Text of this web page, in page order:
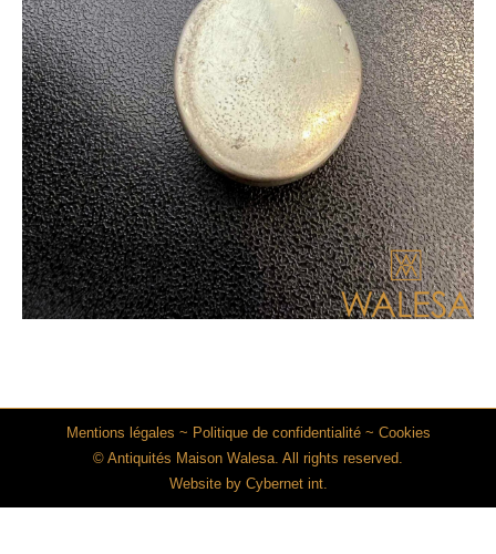
Mentions légales ~ Politique de confidentialité~ Cookies
© Antiquités Maison Walesa. All rights reserved.
Website by Cybernet int.